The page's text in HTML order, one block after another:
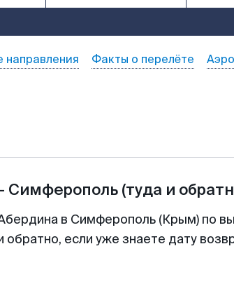
направления Факты о перелёте
Симферополь (туда и
в Симферополь (Крым) по
если уже знаете дату